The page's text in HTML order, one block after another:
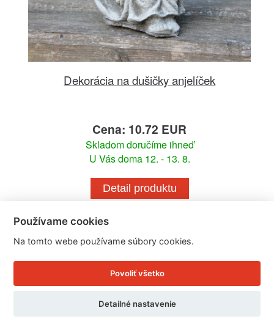
Dekorácia na dušičky anjelíček
Cena: 10.72 EUR
Skladom doručíme ihneď
U Vás doma 12. - 13. 8.
Detail produktu
Používame cookies
Na tomto webe používame súbory cookies.
Povoliť všetko
Detailné nastavenie